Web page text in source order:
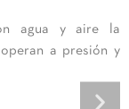
agua y aire la
a presión y